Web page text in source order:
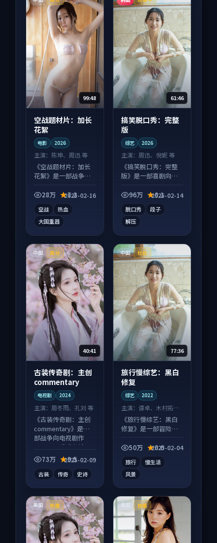
99:48
空战题材片：加长
花絮
电影 2026
主演： 陈坤、周迅 等
《空战题材片：加长
花絮》是一部战争向
在线，配乐与镜头配
28万 7.2
2025-02-16
空战
热血
大国重器
61:46
搞笑脱口秀：完整
版
综艺 2026
主演： 周迅、倪妮 等
《搞笑脱口秀：完整
版》是一部喜剧向综
行，细节值得二刷回
96万 8.1
2025-02-14
脱口秀
段子
解压
中国 高分
40:41
古装传奇剧：主创
commentary
电视剧 2024
主演： 周冬雨、孔刘 等
《古装传奇剧：主创
commentary》是一
部战争向电视剧作
品，画面质感在线，
配乐与镜头配合度
高。
73万 9.5
2025-02-09
古装 传奇 史诗
中国 杜比
77:36
旅行慢综艺：黑白
修复
综艺 2022
主演：谭卓、木村拓哉
等
《旅行慢综艺：黑白
修复》是一部冒险向
并行，细节值得二刷
50万 8.0
2025-02-04
旅行
慢生活
风景
美国 热播 美国 独播